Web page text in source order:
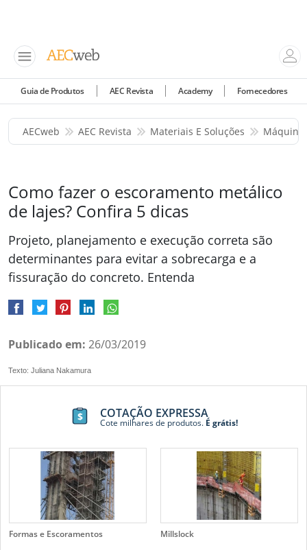
Guia de Produtos AEC Revista Academy Fornecedores
AECweb AEC Revista Materiais E Soluções
Como fazer o escoramento metálico
de lajes? Confira 5 dicas
Projeto, planejamento e execução correta são
determinantes para evitar a sobrecarga e a
fissuração do concreto. Entenda
Publicado em: 26/03/2019
Texto: Juliana Nakamura
COTAÇÃO EXPRESSA
Cote milhares de produtos.É grátis!
Formas e Escoramentos Millslock